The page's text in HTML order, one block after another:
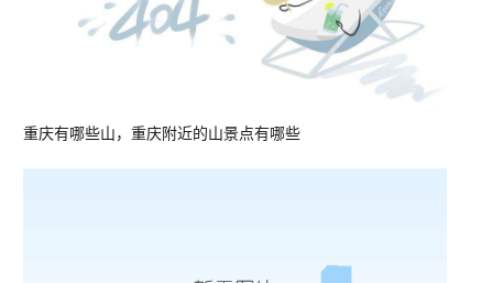
重庆有哪些山，重庆附近的山景点有哪些